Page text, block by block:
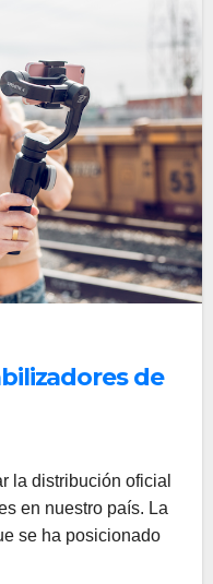
de
la distribución oficial
en nuestro país. La
se ha posicionado